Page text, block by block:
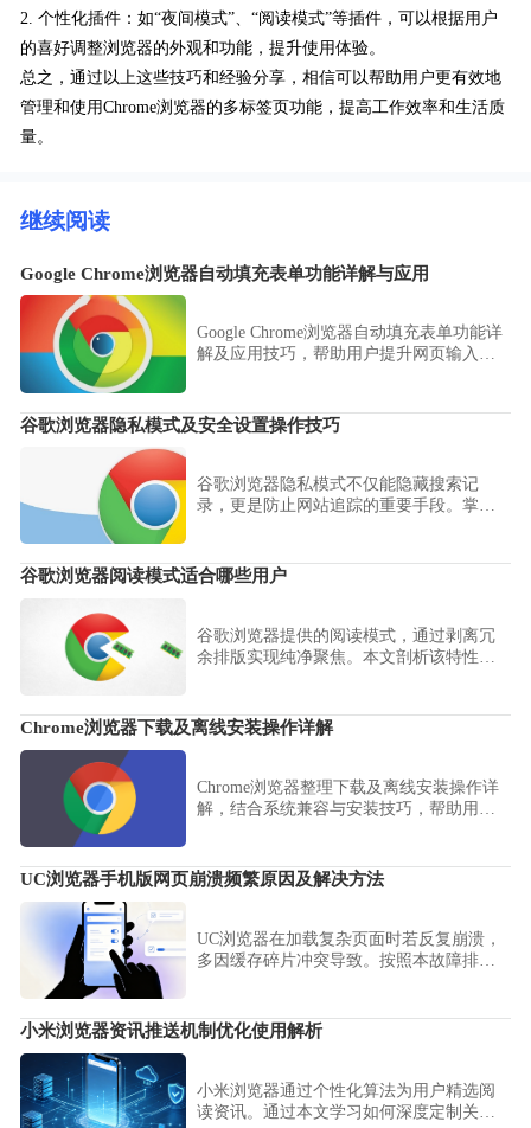
2. 个性化插件：如“夜间模式”、“阅读模式”等插件，可以根据用户
的喜好调整浏览器的外观和功能，提升使用体验。
总之，通过以上这些技巧和经验分享，相信可以帮助用户更有效地
管理和使用Chrome浏览器的多标签页功能，提高工作效率和生活质
量。
继续阅读
Google Chrome浏览器自动填充表单功能详解与应用
Google Chrome浏览器自动填充表单功能详
解及应用技巧，帮助用户提升网页输入效
谷歌浏览器隐私模式及安全设置操作技巧
谷歌浏览器隐私模式不仅能隐藏搜索记
录，更是防止网站追踪的重要手段。掌握
的精准画像，在公共设备上也能安心浏
览，全方位保障您的上网隐私。
谷歌浏览器阅读模式适合哪些用户
谷歌浏览器提供的阅读模式，通过剥离冗
余排版实现纯净聚焦。本文剖析该特性的
Chrome浏览器下载及离线安装操作详解
Chrome浏览器整理下载及离线安装操作详
解，结合系统兼容与安装技巧，帮助用户
UC浏览器手机版网页崩溃频繁原因及解决方法
UC浏览器在加载复杂页面时若反复崩溃，
多因缓存碎片冲突导致。按照本故障排除
困扰。
小米浏览器资讯推送机制优化使用解析
小米浏览器通过个性化算法为用户精选阅
读资讯。通过本文学习如何深度定制关注